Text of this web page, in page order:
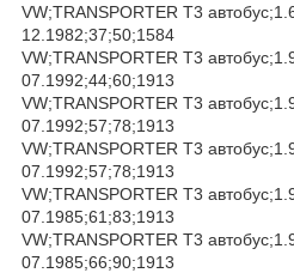
VW;TRANSPORTER T3
12.1982;37;50;1584
VW;TRANSPORTER T3
07.1992;44;60;1913
VW;TRANSPORTER T3
07.1992;57;78;1913
VW;TRANSPORTER T3
07.1992;57;78;1913
VW;TRANSPORTER T3
07.1985;61;83;1913
VW;TRANSPORTER T3
07.1985;66;90;1913